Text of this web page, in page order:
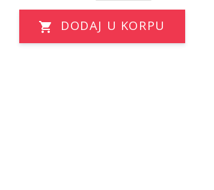
DODAJ U KORPU